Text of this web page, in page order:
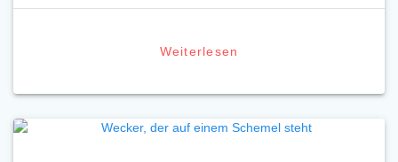
Weiterlesen